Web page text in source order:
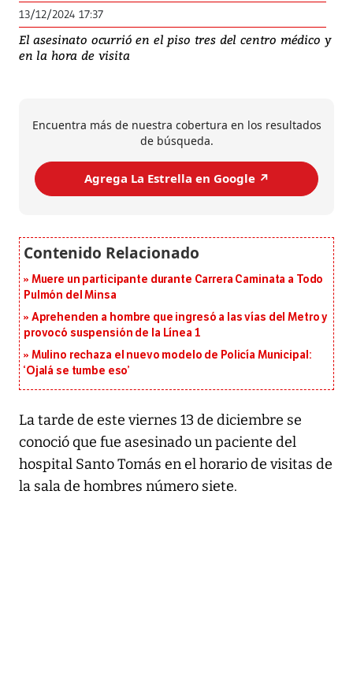
13/12/2024 17:37
El asesinato ocurrió en el piso tres del centro médico y
en la hora de visita
Encuentra más de nuestra cobertura en los resultados
de búsqueda.
Agrega La Estrella en Google ↗️
Muere un participante durante Carrera Caminata a Todo
Pulmón del Minsa
Aprehenden a hombre que ingresó a las vías del Metro y
provocó suspensión de la Línea 1
Mulino rechaza el nuevo modelo de Policía Municipal:
‘Ojalá se tumbe eso’
La tarde de este viernes 13 de diciembre se
conoció que fue asesinado un paciente del
hospital Santo Tomás en el horario de visitas de
la sala de hombres número siete.